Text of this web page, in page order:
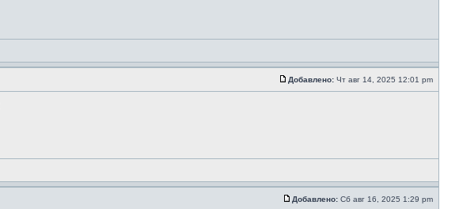
Добавлено: Чт авг 14, 2025 12:01 pm
Добавлено: Сб авг 16, 2025 1:29 pm